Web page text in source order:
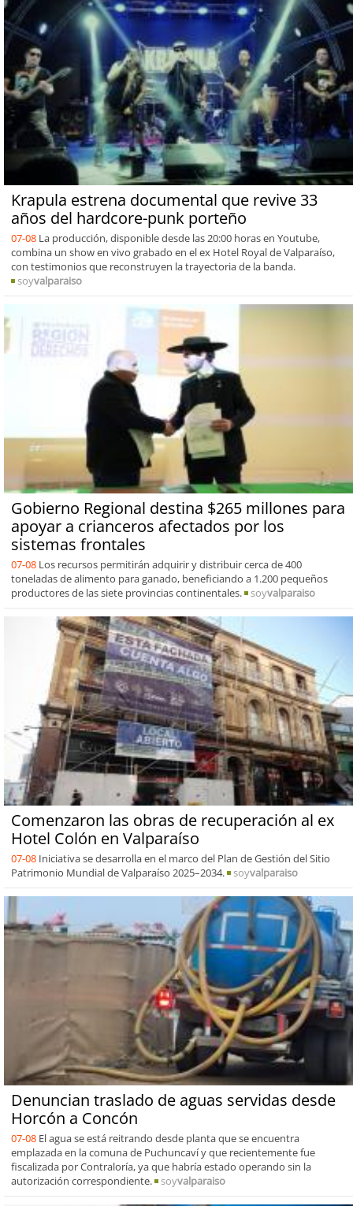
Krapula estrena documental que revive 33
años del hardcore-punk porteño
07-08 La producción, disponible desde las 20:00 horas en Youtube,
combina un show en vivo grabado en el ex Hotel Royal de Valparaíso,
con testimonios que reconstruyen la trayectoria de la banda.
soyvalparaiso
Gobierno Regional destina $265 millones para
apoyar a crianceros afectados por los
sistemas frontales
07-08 Los recursos permitirán adquirir y distribuir cerca de 400
toneladas de alimento para ganado, beneficiando a 1.200 pequeños
productores de las siete provincias continentales.
soyvalparaiso
Comenzaron las obras de recuperación al ex
Hotel Colón en Valparaíso
07-08 Iniciativa se desarrolla en el marco del Plan de Gestión del Sitio
Patrimonio Mundial de Valparaíso 2025–2034.
soyvalparaiso
Denuncian traslado de aguas servidas desde
Horcón a Concón
07-08 El agua se está reitrando desde planta que se encuentra
emplazada en la comuna de Puchuncaví y que recientemente fue
fiscalizada por Contraloría, ya que habría estado operando sin la
autorización correspondiente.
soyvalparaiso